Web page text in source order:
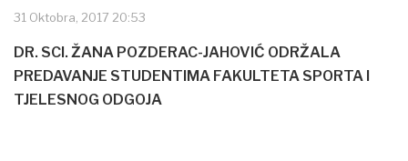
31 Oktobra, 2017 20:53
DR. SCI. ŽANA POZDERAC-JAHOVIĆ ODRŽALA
PREDAVANJE STUDENTIMA FAKULTETA SPORTA I
TJELESNOG ODGOJA